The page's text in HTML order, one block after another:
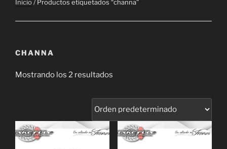
Inicio/ Productos etiquetados “channa”
CHANNA
Mostrando los 2 resultados